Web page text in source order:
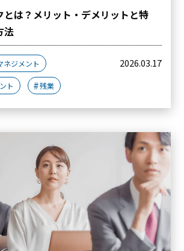
とは？メリット・デメリットと特
法
ネジメント
ト 残業
2026.03.17